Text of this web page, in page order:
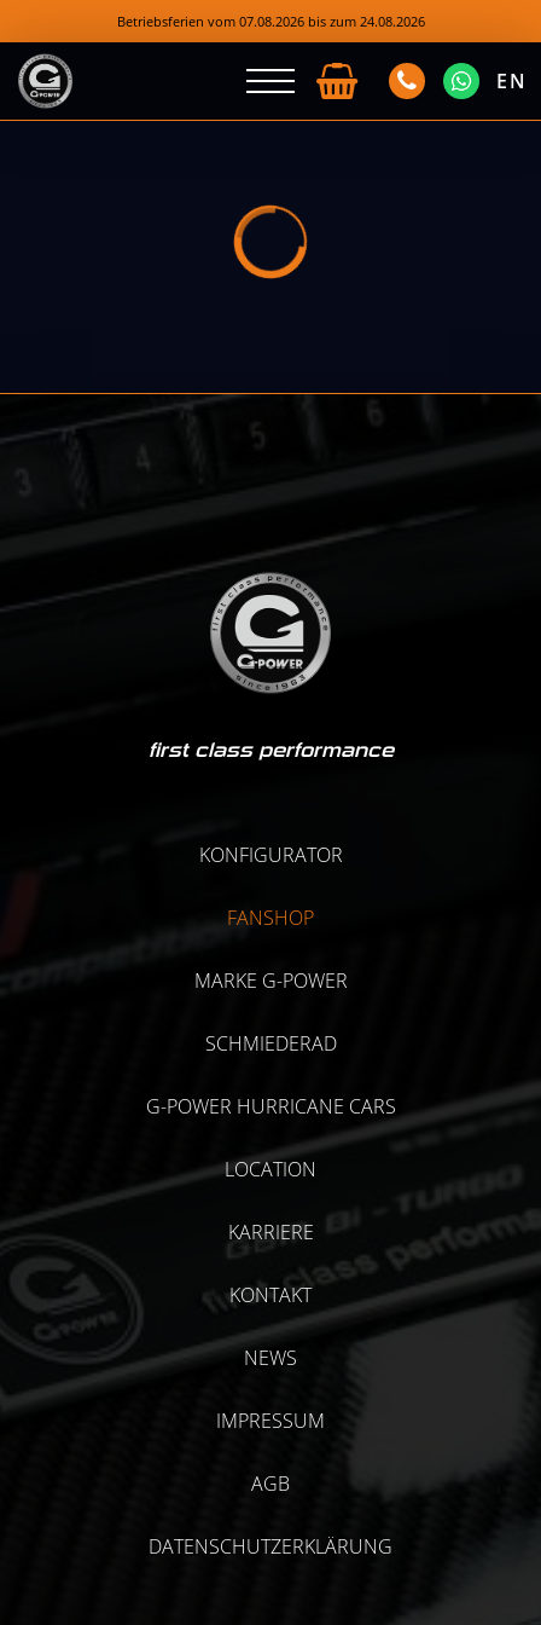
Betriebsferien vom 07.08.2026 bis zum 24.08.2026
EN
first class performance
KONFIGURATOR
FANSHOP
MARKE G-POWER
SCHMIEDERAD
G-POWER HURRICANE CARS
LOCATION
KARRIERE
KONTAKT
NEWS
IMPRESSUM
AGB
DATENSCHUTZERKLÄRUNG